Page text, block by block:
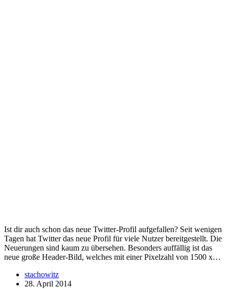
Ist dir auch schon das neue Twitter-Profil aufgefallen? Seit wenigen
Tagen hat Twitter das neue Profil für viele Nutzer bereitgestellt. Die
Neuerungen sind kaum zu übersehen. Besonders auffällig ist das
neue große Header-Bild, welches mit einer Pixelzahl von 1500 x…
stachowitz
28. April 2014